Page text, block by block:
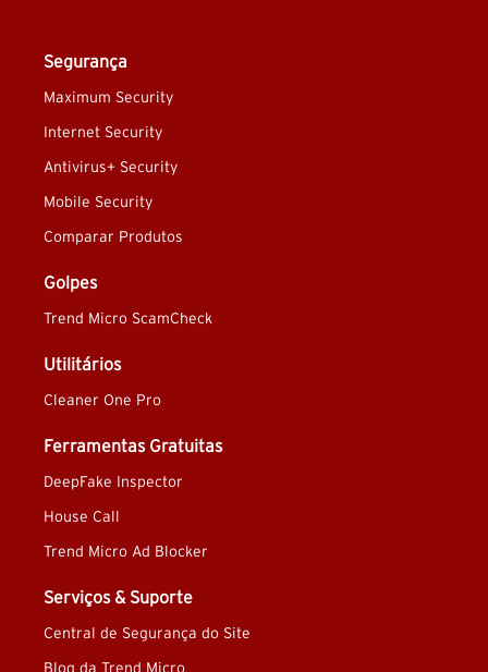
Segurança
Maximum Security
Internet Security
Antivirus+ Security
Mobile Security
Comparar Produtos
Golpes
Trend Micro ScamCheck
Utilitários
Cleaner One Pro
Ferramentas Gratuitas
DeepFake Inspector
House Call
Trend Micro Ad Blocker
Serviços & Suporte
Central de Segurança do Site
Blog da Trend Micro